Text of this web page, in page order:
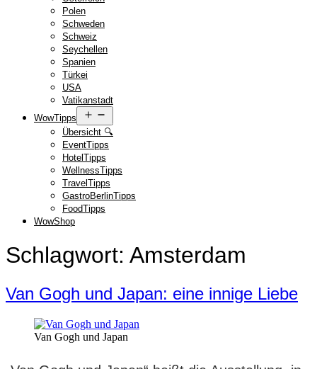
Polen
Schweden
Schweiz
Seychellen
Spanien
Türkei
USA
Vatikanstadt
WowTipps
öffnen
Übersicht 🔍
EventTipps
HotelTipps
WellnessTipps
TravelTipps
GastroBerlinTipps
FoodTipps
WowShop
Schlagwort: Amsterdam
Van Gogh und Japan: eine innige Liebe
Van Gogh und Japan